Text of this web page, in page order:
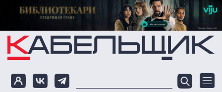
Перейти к основному содержанию